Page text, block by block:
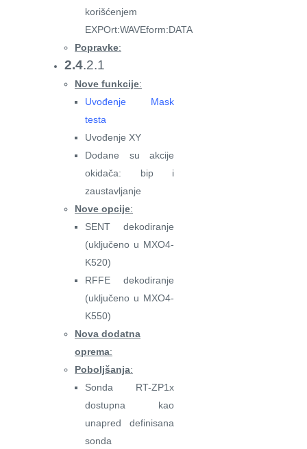
korišćenjem
EXPOrt:WAVEform:DATA
Popravke:
2.4.2.1
Nove funkcije:
Uvođenje Mask
testa
Uvođenje XY
Dodane su akcije
okidača: bip i
zaustavljanje
Nove opcije:
SENT dekodiranje
(uključeno u MXO4-
K520)
RFFE dekodiranje
(uključeno u MXO4-
K550)
Nova dodatna
oprema:
Poboljšanja:
Sonda RT-ZP1x
dostupna kao
unapred definisana
sonda